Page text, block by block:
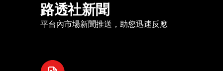
路透社新聞
平台內市場新聞推送，助您迅速反應